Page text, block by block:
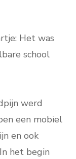
Het was
school
werd
een mobiel
en ook
het begin